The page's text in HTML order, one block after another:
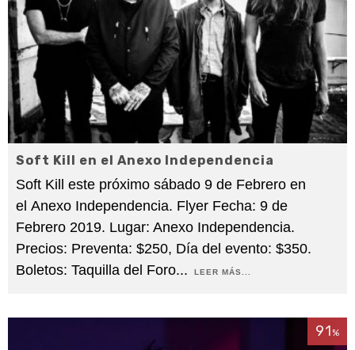
Soft Kill en el Anexo Independencia
Soft Kill este próximo sábado 9 de Febrero en
el Anexo Independencia. Flyer Fecha: 9 de
Febrero 2019. Lugar: Anexo Independencia.
Precios: Preventa: $250, Día del evento: $350.
Boletos: Taquilla del Foro... LEER MÁS...
91%